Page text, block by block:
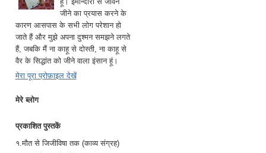
जीने का प्रयास करने के
कारण आसपास के सभी लोग परेशान हो
जाते हैं और मुझे अपना दुश्मन समझने लगते
हैं, जबकि मैं ना काहू से दोस्ती, ना काहू से
वैर के सिद्धांत को जीने वाला इंसान हूं।
मेरा पूरा प्रोफ़ाइल देखें
मेरे ब्लोग
प्रकाशित पुस्तकें
१.मौत से जिजीविषा तक (काव्य संग्रह)